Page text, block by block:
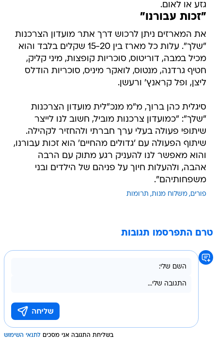
גזע או לאום.
"זכות עבורנו"
את המארזים ניתן לרכוש דרך אתר מועדון הצרכנות
"שלך". עלות כל מארז בין 15-20 שקלים בלבד והוא
מכיל במבה, דוריטוס, סוכריות קופצות, מיני קליק,
חטיף גרדנה, מנטוס, לואקר מיניס, סוכריות הודלס
ליצן, ופל קראנץ' ורעשן.
סיגלית כהן ברוך, מ"מ מנכ"לית מועדון הצרכנות
"שלך": "כמועדון צרכנות מוביל, חשוב לנו לייצר
שיתופי פעולה בעלי ערך חברתי ולהחזיר לקהילה.
שיתוף הפעולה עם 'גדולים מהחיים' הוא זכות עבורנו,
והוא מאפשר לנו להעניק רגע מתוק עם הרבה
אהבה, ולהעלות חיוך על פניהם של הילדים ובני
משפחותיהם".
פורים משלוח מנות תרומות
טרם התפרסמו תגובות
בשליחת התגובה אני מסכים לתנאי השימוש